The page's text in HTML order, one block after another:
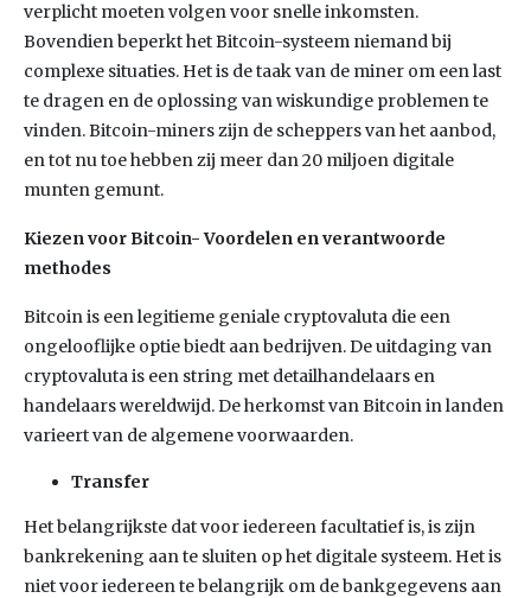
verplicht moeten volgen voor snelle inkomsten.
Bovendien beperkt het Bitcoin-systeem niemand bij
complexe situaties. Het is de taak van de miner om een last
te dragen en de oplossing van wiskundige problemen te
vinden. Bitcoin-miners zijn de scheppers van het aanbod,
en tot nu toe hebben zij meer dan 20 miljoen digitale
munten gemunt.
Kiezen voor Bitcoin- Voordelen en verantwoorde
methodes
Bitcoin is een legitieme geniale cryptovaluta die een
ongelooflijke optie biedt aan bedrijven. De uitdaging van
cryptovaluta is een string met detailhandelaars en
handelaars wereldwijd. De herkomst van Bitcoin in landen
varieert van de algemene voorwaarden.
Transfer
Het belangrijkste dat voor iedereen facultatief is, is zijn
bankrekening aan te sluiten op het digitale systeem. Het is
niet voor iedereen te belangrijk om de bankgegevens aan